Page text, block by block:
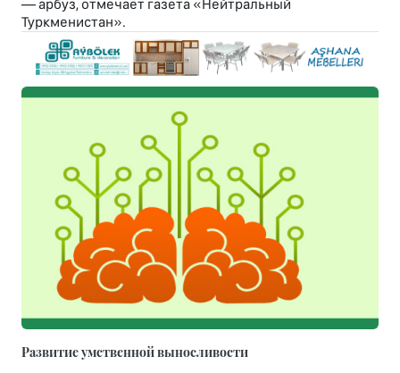
— арбуз, отмечает газета «Нейтральный
Туркменистан».
Развитие умственной выносливости